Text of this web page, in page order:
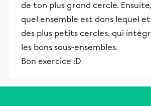
de ton plus grand cercle.
quel ensemble est dans lequel
des plus petits cercles, qui
les bons sous-ensembles.
Bon exercice :D